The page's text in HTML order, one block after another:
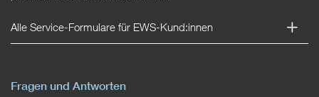
Alle Service-Formulare für EWS-Kund:innen
Fragen und Antworten